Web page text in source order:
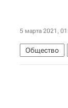
5 марта 2021,
Общество